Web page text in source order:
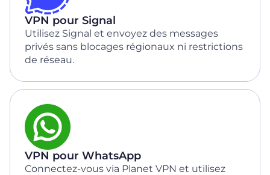
VPN pour Signal
Utilisez Signal et envoyez des messages
privés sans blocages régionaux ni restrictions
de réseau.
VPN pour WhatsApp
Connectez-vous via Planet VPN et utilisez